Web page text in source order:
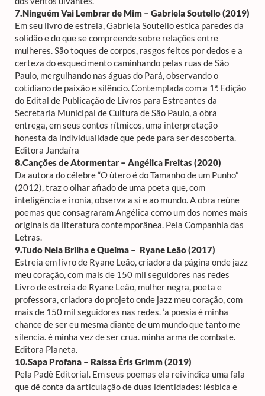
7.Ninguém Vai Lembrar de Mim – Gabriela Soutello (2019)
Em seu livro de estreia, Gabriela Soutello estica paredes da
solidão e do que se compreende sobre relações entre
mulheres. São toques de corpos, rasgos feitos por dedos e a
certeza do esquecimento caminhando pelas ruas de São
Paulo, mergulhando nas águas do Pará, observando o
cotidiano de paixão e silêncio. Contemplada com a 1ª. Edição
do Edital de Publicação de Livros para Estreantes da
Secretaria Municipal de Cultura de São Paulo, a obra
entrega, em seus contos rítmicos, uma interpretação
honesta da individualidade que pede para ser descoberta.
Editora Jandaíra
8.Canções de Atormentar – Angélica Freitas (2020)
Da autora do célebre “O ùtero é do Tamanho de um Punho”
(2012), traz o olhar afiado de uma poeta que, com
inteligência e ironia, observa a si e ao mundo.A obra reúne
poemas que consagraram Angélica como um dos nomes mais
originais da literatura contemporânea. Pela Companhia das
Letras.
9.Tudo Nela Brilha e Queima – Ryane Leão (2017)
Estreia em livro de Ryane Leão, criadora da página onde jazz
meu coração, com mais de 150 mil seguidores nas redes
Livro de estreia de Ryane Leão, mulher negra, poeta e
professora, criadora do projeto onde jazz meu coração, com
mais de 150 mil seguidores nas redes. ‘a poesia é minha
chance de ser eu mesma diante de um mundo que tanto me
silencia. é minha vez de ser crua. minha arma de combate.
Editora Planeta.
10.Sapa Profana – Raíssa Éris Grimm(2019)
Pela Padê Editorial. Em seus poemas ela reivindica uma fala
que dê conta da articulação de duas identidades: lésbica e